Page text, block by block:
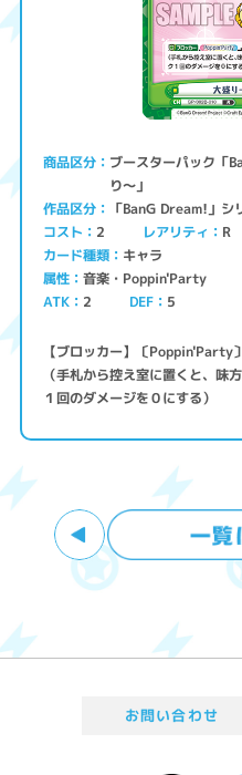
商品区分 ブースターパック「
り～」
作品区分 「BanG Dream!」シ
コスト 2 レアリティ R
カード種類 キャラ
属性 音楽・Poppin'Party
ATK 2 DEF 5
【ブロッカー】〔Poppin'Party〕
（手札から控え室に置くと、
１回のダメージを０にする）
お問い合わせ